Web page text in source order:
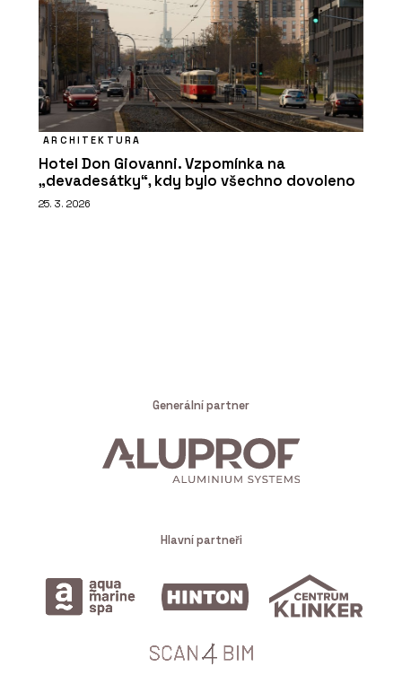
ARCHITEKTURA
Hotel Don Giovanni. Vzpomínka na
„devadesátky“, kdy bylo všechno dovoleno
25. 3. 2026
Generální partner
Hlavní partneři